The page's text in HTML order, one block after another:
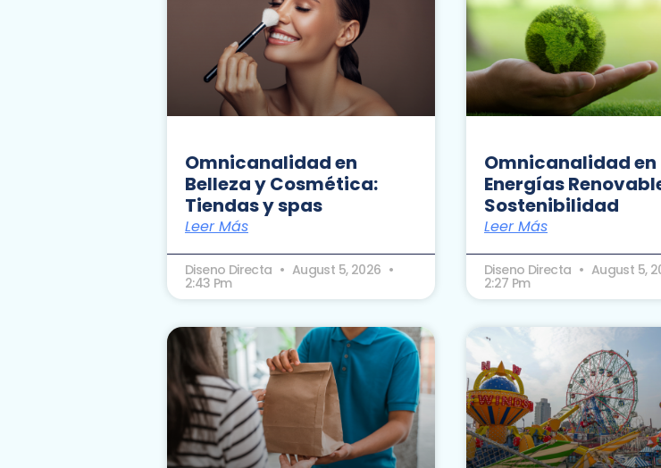
Omnicanalidad en
Belleza y Cosmética:
Tiendas y spas
Leer Más
Diseno Directa August 5, 2026
2:43 Pm
Omnicanalidad en
Energías
Sostenibilidad
Leer Más
Diseno Directa August 5,
2:27 Pm